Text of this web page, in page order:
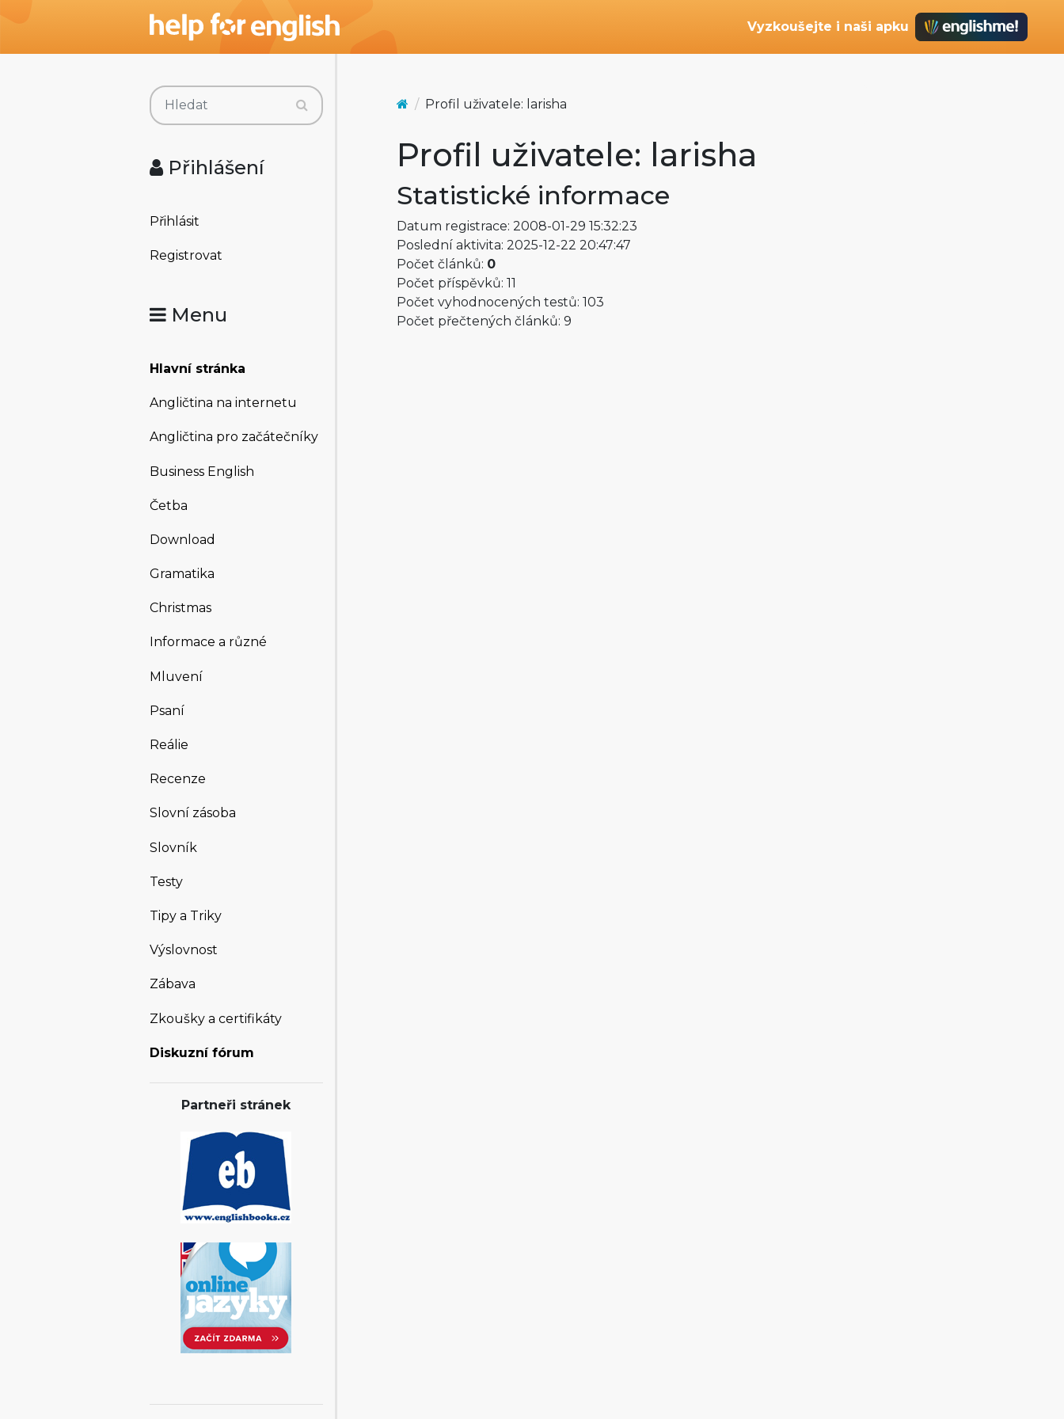
Vyzkoušejte i naši apku
Přihlášení
Přihlásit
Registrovat
Menu
Hlavní stránka
Angličtina na internetu
Angličtina pro začátečníky
Business English
Četba
Download
Gramatika
Christmas
Informace a různé
Mluvení
Psaní
Reálie
Recenze
Slovní zásoba
Slovník
Testy
Tipy a Triky
Výslovnost
Zábava
Zkoušky a certifikáty
Diskuzní fórum
Partneři stránek
Profil uživatele: larisha
Profil uživatele: larisha
Statistické informace
Datum registrace: 2008-01-29 15:32:23
Poslední aktivita: 2025-12-22 20:47:47
Počet článků: 0
Počet příspěvků: 11
Počet vyhodnocených testů: 103
Počet přečtených článků: 9